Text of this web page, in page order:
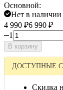
Основной:
Нет в наличии
4 990 ₽6 990 ₽
1
В корзину
ДОСТУПНЫЕ
Скидка